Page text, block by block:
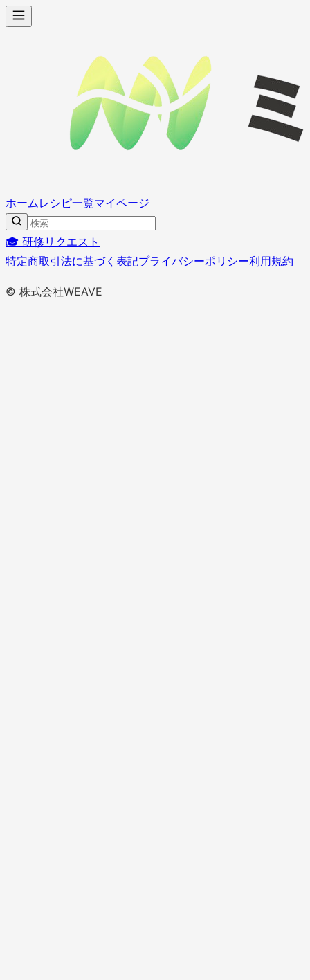
ホームレシピ一覧マイページ
🎓 研修リクエスト
特定商取引法に基づく表記プライバシーポリシー利用規約
© 株式会社WEAVE